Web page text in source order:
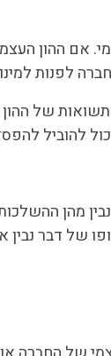
אם ההון
לפנות
של
להוביל
מהן
של דבר